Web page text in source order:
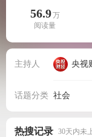
56.9万
阅读量
主持人 央视
话题分类 社会
热搜记录 30天内未